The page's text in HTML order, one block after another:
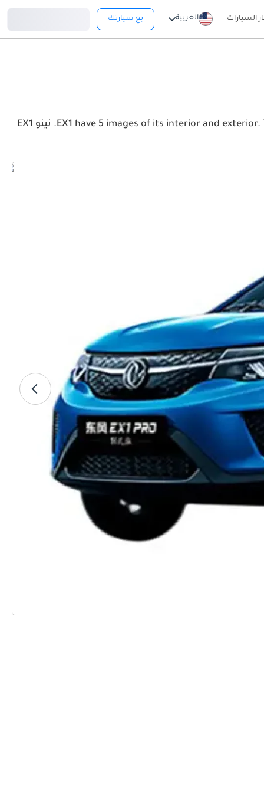
السيارات العربية بع سيارتك
View the latest دونج فينج نينو EX1 2026 image gallery. دونج فينج نينو EX1 have 5 images of its interior and exterior. Take a look at the Front, Rear and Side profiles. نينو EX1